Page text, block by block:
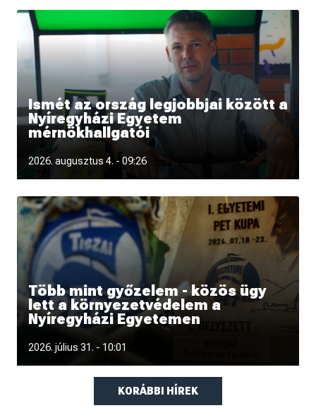
Ismét az ország legjobbjai között a
Nyíregyházi Egyetem
mérnökhallgatói
„Úgy tűnik, kibéreltük a dobogó második fokát” - interjú
2026. augusztus 4. - 09:26
Több mint győzelem - közös ügy
lett a környezetvédelem a
Nyíregyházi Egyetemen
Hónapokon át tartó felkészülés, közös tervezés, fizikai
2026. július 31. - 10:01
KORÁBBI HÍREK